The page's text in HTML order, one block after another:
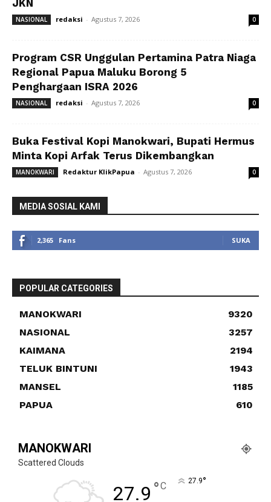
JKN
NASIONAL redaksi - Agustus 7, 2026 0
Program CSR Unggulan Pertamina Patra Niaga
Regional Papua Maluku Borong 5
Penghargaan ISRA 2026
NASIONAL redaksi - Agustus 7, 2026 0
Buka Festival Kopi Manokwari, Bupati Hermus
Minta Kopi Arfak Terus Dikembangkan
MANOKWARI Redaktur KlikPapua - Agustus 7, 2026 0
MEDIA SOSIAL KAMI
2,365 Fans SUKA
POPULAR CATEGORIES
MANOKWARI
9320
NASIONAL
3257
KAIMANA
2194
TELUK BINTUNI
1943
MANSEL
1185
PAPUA
610
MANOKWARI
Scattered Clouds
27.9 °C 27.9°